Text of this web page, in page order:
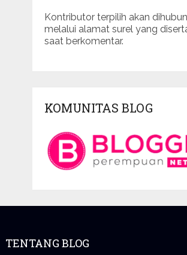
Kontributor terpilih akan
melalui alamat surel yang
saat berkomentar.
KOMUNITAS BLOG
TENTANG BLOG